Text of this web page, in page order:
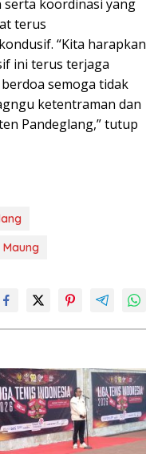
serta koordinasi yang
terus
“Kita harapkan
ini terus terjaga
semoga tidak
ketentraman dan
Pandeglang,” tutup